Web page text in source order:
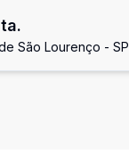
São Lourenço - SP